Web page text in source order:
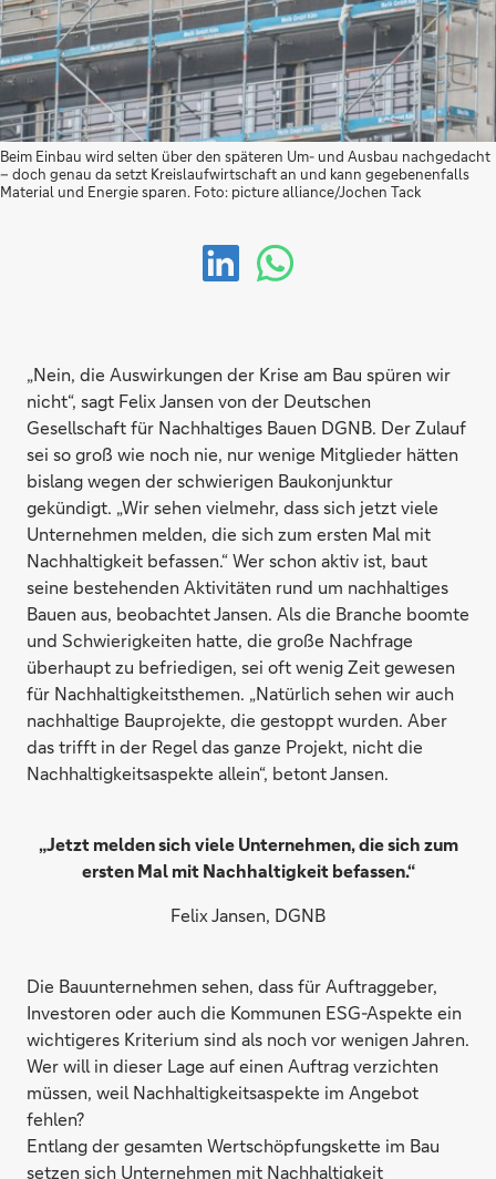
Beim Einbau wird selten über den späteren Um- und Ausbau nachgedacht
– doch genau da setzt Kreislaufwirtschaft an und kann gegebenenfalls
Material und Energie sparen. Foto: picture alliance/Jochen Tack
„Nein, die Auswirkungen der Krise am Bau spüren wir
nicht“, sagt Felix Jansen von der Deutschen
Gesellschaft für Nachhaltiges Bauen DGNB. Der Zulauf
sei so groß wie noch nie, nur wenige Mitglieder hätten
bislang wegen der schwierigen Baukonjunktur
gekündigt. „Wir sehen vielmehr, dass sich jetzt viele
Unternehmen melden, die sich zum ersten Mal mit
Nachhaltigkeit befassen.“ Wer schon aktiv ist, baut
seine bestehenden Aktivitäten rund um nachhaltiges
Bauen aus, beobachtet Jansen. Als die Branche boomte
und Schwierigkeiten hatte, die große Nachfrage
überhaupt zu befriedigen, sei oft wenig Zeit gewesen
für Nachhaltigkeitsthemen. „Natürlich sehen wir auch
nachhaltige Bauprojekte, die gestoppt wurden. Aber
das trifft in der Regel das ganze Projekt, nicht die
Nachhaltigkeitsaspekte allein“, betont Jansen.
„Jetzt melden sich viele Unternehmen, die sich zum
ersten Mal mit Nachhaltigkeit befassen.“
Felix Jansen, DGNB
Die Bauunternehmen sehen, dass für Auftraggeber,
Investoren oder auch die Kommunen ESG-Aspekte ein
wichtigeres Kriterium sind als noch vor wenigen Jahren.
Wer will in dieser Lage auf einen Auftrag verzichten
müssen, weil Nachhaltigkeitsaspekte im Angebot
fehlen?
Entlang der gesamten Wertschöpfungskette im Bau
setzen sich Unternehmen mit Nachhaltigkeit